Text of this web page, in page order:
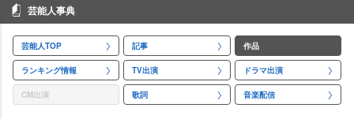
芸能人事典
芸能人TOP 記事 作品
ランキング情報 TV出演 ドラマ出演
CM出演 歌詞 音楽配信